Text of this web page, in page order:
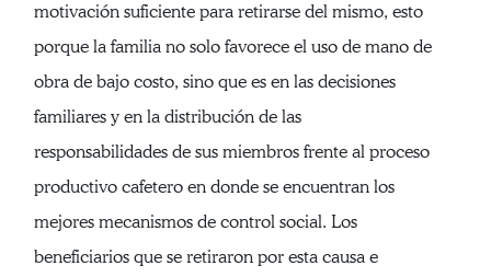
motivación suficiente para retirarse del mismo, esto
porque la familia no solo favorece el uso de mano de
obra de bajo costo, sino que es en las decisiones
familiares y en la distribución de las
responsabilidades de sus miembros frente al proceso
productivo cafetero en donde se encuentran los
mejores mecanismos de control social. Los
beneficiarios que se retiraron por esta causa e